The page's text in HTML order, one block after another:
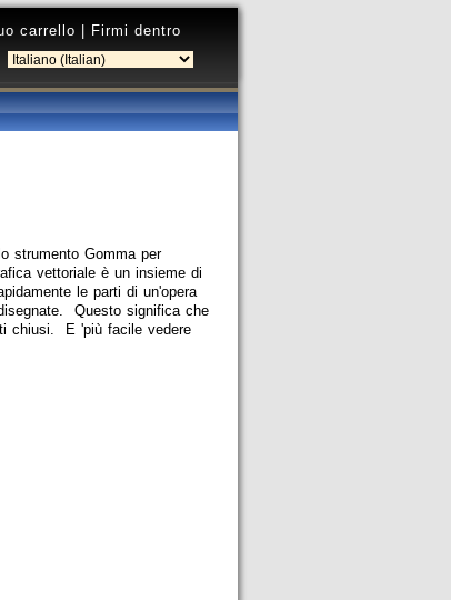
carrello
Firmi dentro
strumento Gomma per
vettoriale è un insieme di
le parti di un'opera
Questo significa che
chiusi. E 'più facile vedere